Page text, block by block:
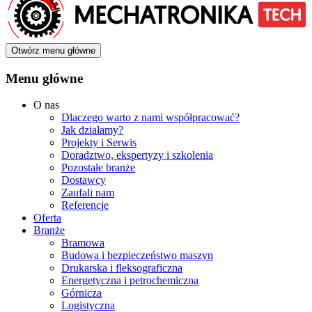
Otwórz menu główne
Menu główne
O nas
Dlaczego warto z nami współpracować?
Jak działamy?
Projekty i Serwis
Doradztwo, ekspertyzy i szkolenia
Pozostałe branże
Dostawcy
Zaufali nam
Referencje
Oferta
Branże
Bramowa
Budowa i bezpieczeństwo maszyn
Drukarska i fleksograficzna
Energetyczna i petrochemiczna
Górnicza
Logistyczna